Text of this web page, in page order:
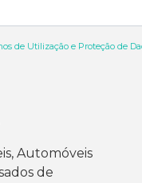
de Utilização e Proteção de
Automóveis
de